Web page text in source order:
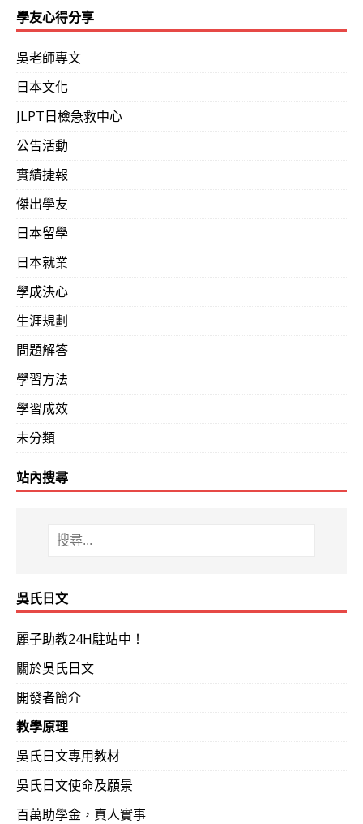
學友心得分享
吳老師專文
日本文化
JLPT日檢急救中心
公告活動
實績捷報
傑出學友
日本留學
日本就業
學成決心
生涯規劃
問題解答
學習方法
學習成效
未分類
站內搜尋
吳氏日文
麗子助教24H駐站中！
關於吳氏日文
開發者簡介
教學原理
吳氏日文專用教材
吳氏日文使命及願景
百萬助學金，真人實事